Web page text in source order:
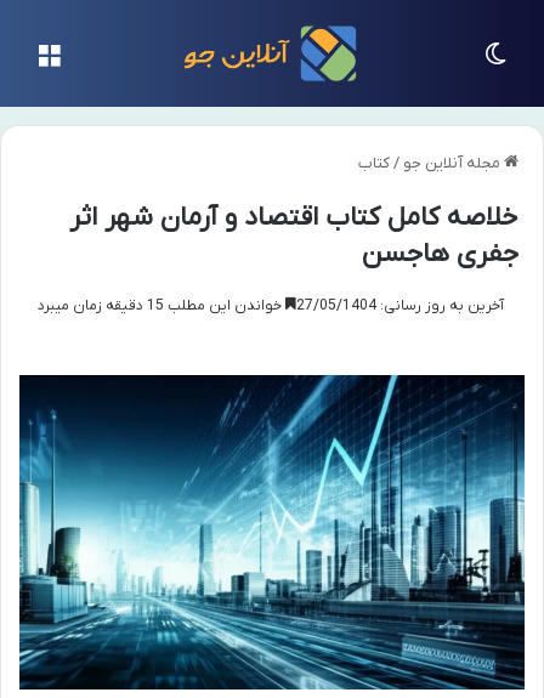
مجله آنلاین جو /کتاب
خلاصه کامل کتاب اقتصاد و آرمان شهر اثر
جفری هاجسن
آخرین به روز رسانی: 27/05/1404 خواندن این مطلب 15 دقیقه زمان میبرد